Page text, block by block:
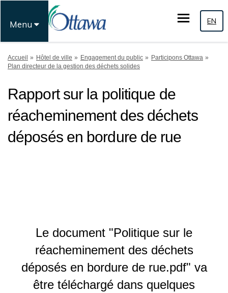
Menu EN
Vous êtes ici:
Accueil Hôtel de ville Engagement du public
Participons Ottawa
Plan directeur de la gestion des déchets solides
Rapport sur la politique de
réacheminement des déchets
déposés en bordure de rue
Le document "Politique sur le
réacheminement des déchets
déposés en bordure de rue.pdf" va
être téléchargé dans quelques